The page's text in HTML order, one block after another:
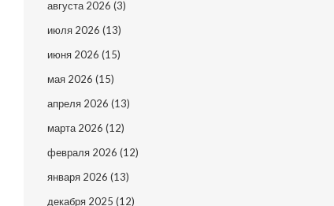
августа 2026 (3)
июля 2026 (13)
июня 2026 (15)
мая 2026 (15)
апреля 2026 (13)
марта 2026 (12)
февраля 2026 (12)
января 2026 (13)
декабря 2025 (12)